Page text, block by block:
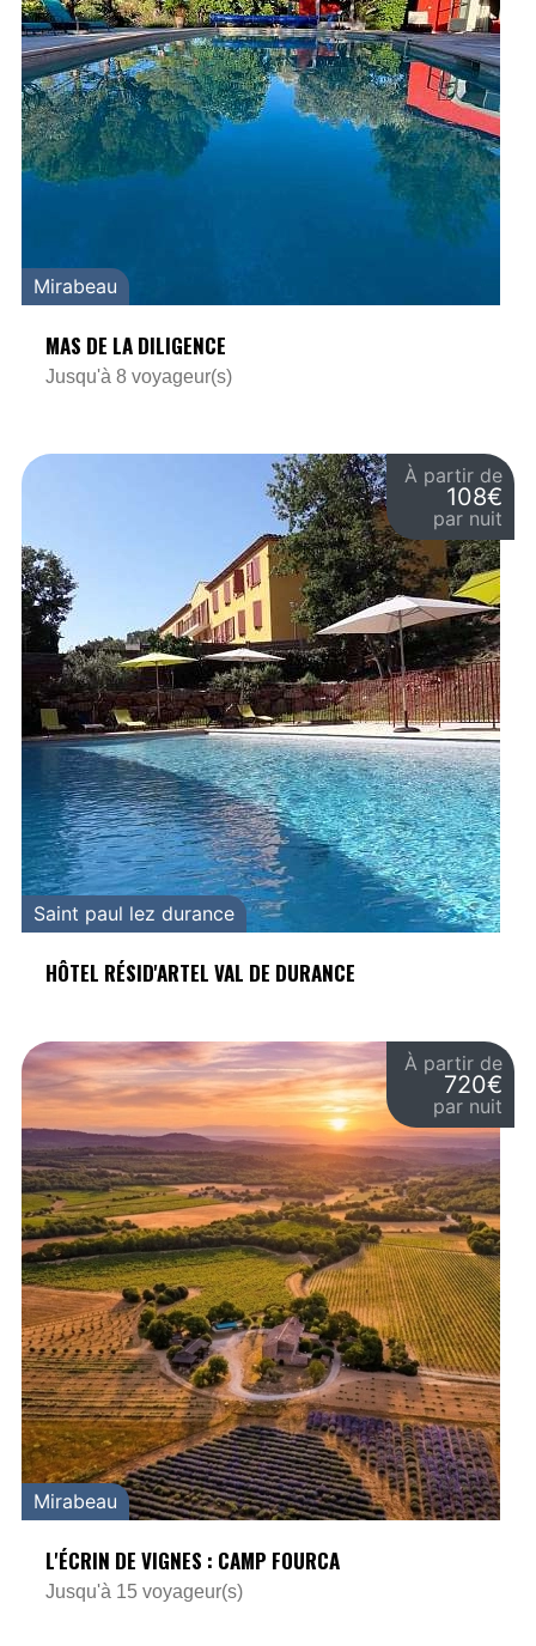
Mirabeau
MAS DE LA DILIGENCE
Jusqu'à 8 voyageur(s)
À partir de
108€
par nuit
Saint paul lez durance
HÔTEL RÉSID'ARTEL VAL DE DURANCE
À partir de
720€
par nuit
Mirabeau
L'ÉCRIN DE VIGNES : CAMP FOURCA
Jusqu'à 15 voyageur(s)